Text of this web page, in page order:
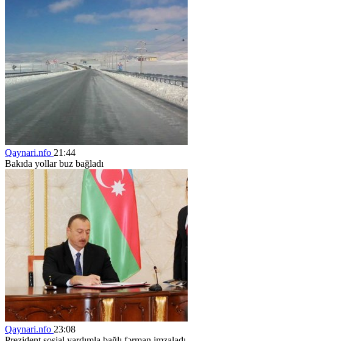
Qaynari.nfo 21:44
Bakıda yollar buz bağladı
Qaynari.nfo 23:08